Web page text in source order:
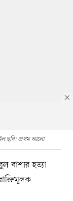
ছবি: প্রথম আলো
বাশার হত্যা